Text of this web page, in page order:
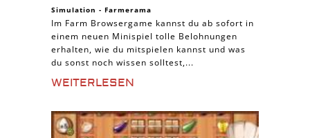
Simulation - Farmerama
Im Farm Browsergame kannst du ab sofort in
einem neuen Minispiel tolle Belohnungen
erhalten, wie du mitspielen kannst und was
du sonst noch wissen solltest,...
WEITERLESEN